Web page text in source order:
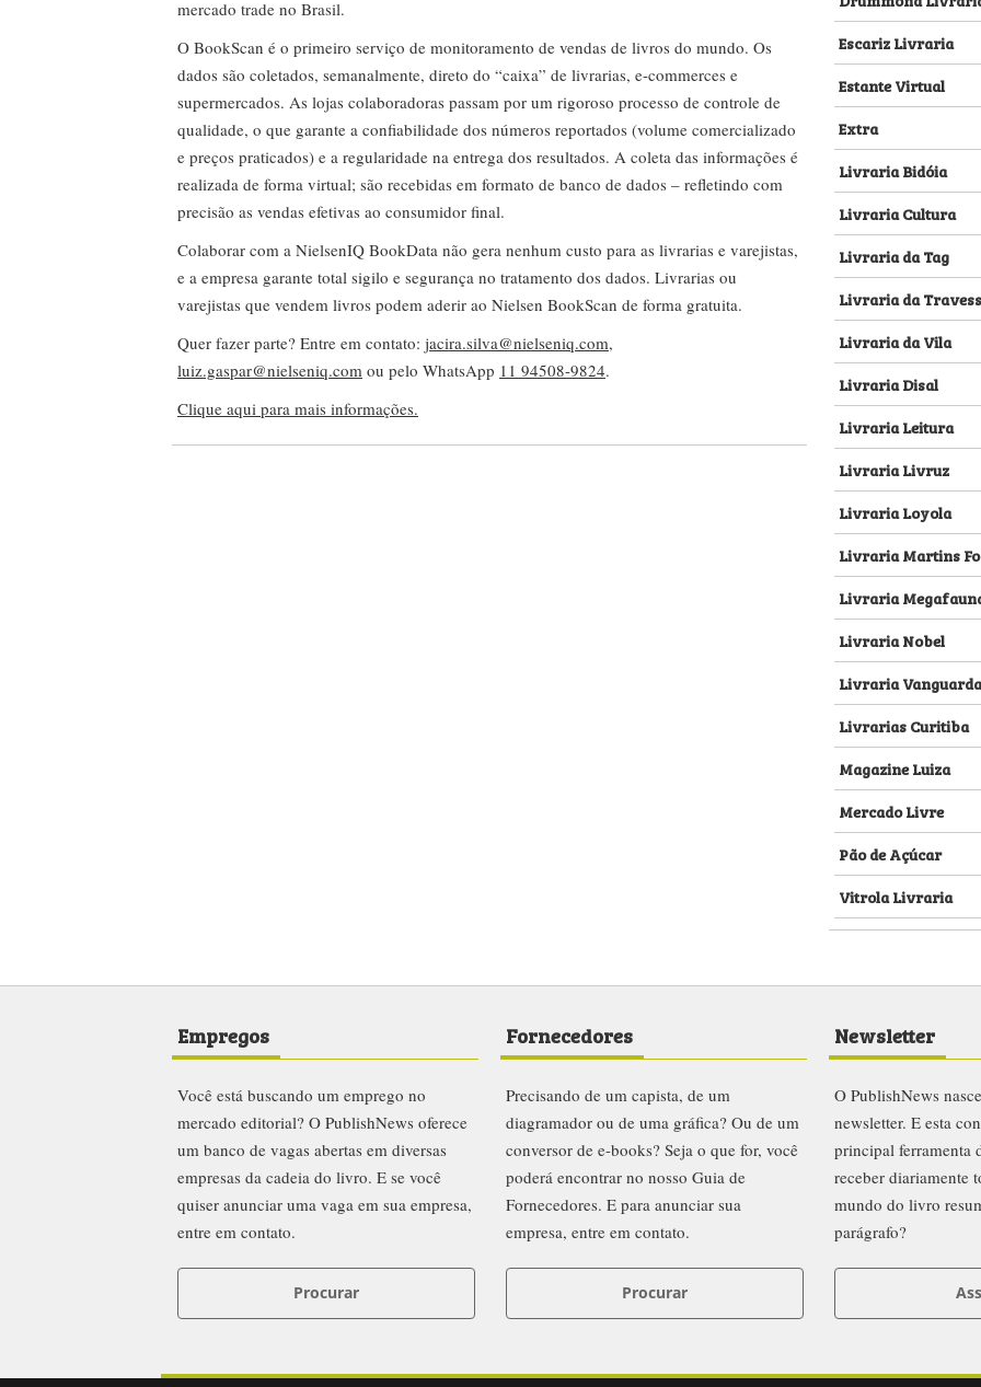
mercado trade no Brasil.
O BookScan é o primeiro serviço de monitoramento de vendas de livros do mundo. Os
dados são coletados, semanalmente, direto do “caixa” de livrarias, e-commerces e
supermercados. As lojas colaboradoras passam por um rigoroso processo de controle de
qualidade, o que garante a confiabilidade dos números reportados (volume comercializado
e preços praticados) e a regularidade na entrega dos resultados. A coleta das informações é
realizada de forma virtual; são recebidas em formato de banco de dados – refletindo com
precisão as vendas efetivas ao consumidor final.
Colaborar com a NielsenIQ BookData não gera nenhum custo para as livrarias e varejistas,
e a empresa garante total sigilo e segurança no tratamento dos dados. Livrarias ou
varejistas que vendem livros podem aderir ao Nielsen BookScan de forma gratuita.
Quer fazer parte? Entre em contato: jacira.silva@nielseniq.com,
luiz.gaspar@nielseniq.com ou pelo WhatsApp 11 94508-9824.
Clique aqui para mais informações.
Escariz Livraria
Estante Virtual
Extra
Livraria Bidóia
Livraria Cultura
Livraria da Tag
Livraria da
Livraria da Vila
Livraria Disal
Livraria Leitura
Livraria Livruz
Livraria Loyola
Livraria Martins
Livraria
Livraria Nobel
Livraria Vanguarda
Livrarias Curitiba
Magazine Luiza
Mercado Livre
Pão de Açúcar
Vitrola Livraria
Empregos
Você está buscando um emprego no
mercado editorial? O PublishNews oferece
um banco de vagas abertas em diversas
empresas da cadeia do livro. E se você
quiser anunciar uma vaga em sua empresa,
entre em contato.
Procurar
Fornecedores
Precisando de um capista, de um
diagramador ou de uma gráfica? Ou de um
conversor de e-books? Seja o que for, você
poderá encontrar no nosso Guia de
Fornecedores. E para anunciar sua
empresa, entre em contato.
Procurar
Newsletter
O PublishNews
newsletter. E esta
principal ferramenta
receber diariamente
mundo do livro
parágrafo?